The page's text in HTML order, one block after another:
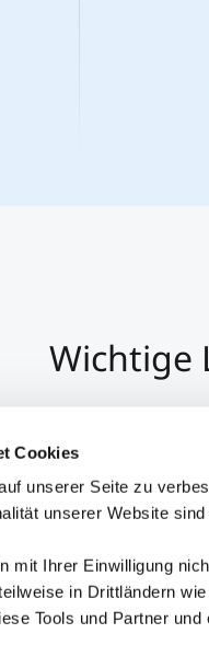
Cookies
unserer Seite zu
unserer Website
mit Ihrer Einwilligung
in Drittländern
Tools und Partner
Wichtige
Datenschutz
Barrierefreiheit